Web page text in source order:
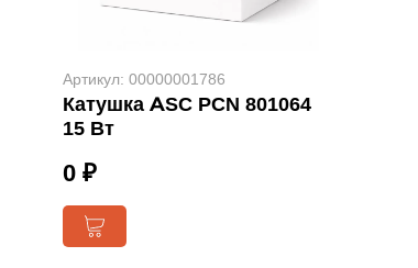
Артикул: 00000001786
Катушка ASC PCN 801064
15 Вт
0 ₽